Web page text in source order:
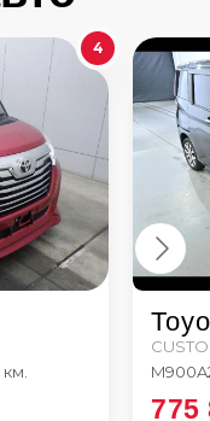
4
M900A